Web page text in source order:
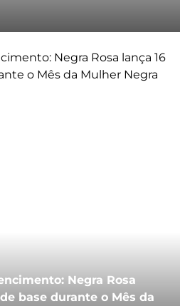
Negra Rosa
base durante o Mês da